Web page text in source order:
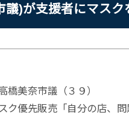
議)が支援者にマスク
橋美奈市議（３９）
ク優先販売「自分の店、